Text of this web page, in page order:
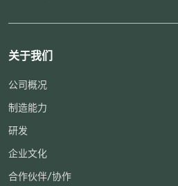
关于我们
公司概况
制造能力
研发
企业文化
合作伙伴/协作